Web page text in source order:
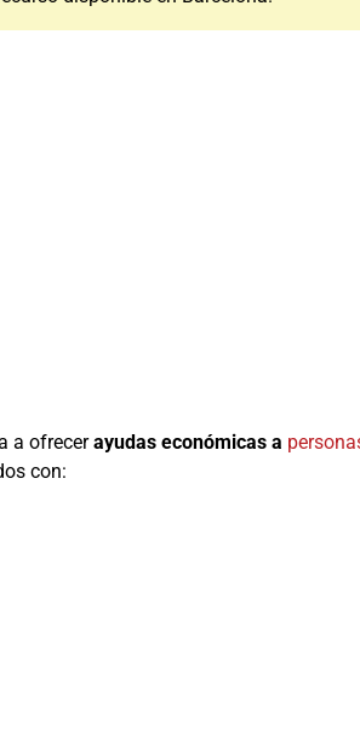
a ofrecerayudas económicas a
con: